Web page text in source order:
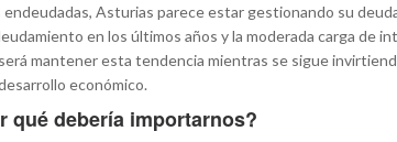
Asturias parece estar gestionando su
en los últimos años y la moderada carga de
mantener esta tendencia mientras se sigue
económico.
qué debería importarnos?